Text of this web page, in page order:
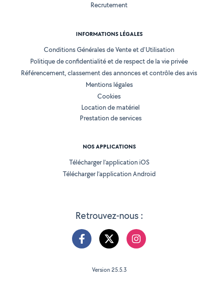
Retrouvez-nous :
Recrutement
INFORMATIONS LÉGALES
Conditions Générales de Vente et d'Utilisation
Politique de confidentialité et de respect de la vie privée
Référencement, classement des annonces et contrôle des avis
Mentions légales
Cookies
Location de matériel
Prestation de services
NOS APPLICATIONS
Télécharger l’application iOS
Télécharger l’application Android
Version 25.5.3